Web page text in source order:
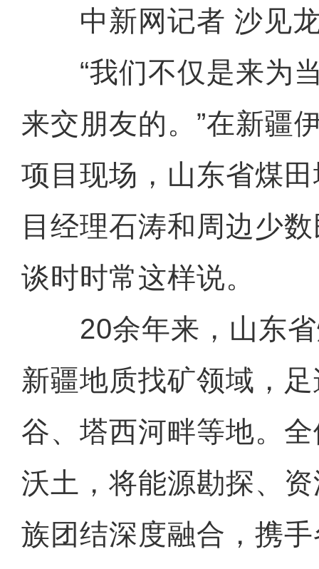
中新网记者 沙见
“我们不仅是来为当
来交朋友的。”在新疆
项目现场，山东省煤
目经理石涛和周边少
谈时时常这样说。
20余年来，山东省
新疆地质找矿领域，
谷、塔西河畔等地。
沃土，将能源勘探、
族团结深度融合，携